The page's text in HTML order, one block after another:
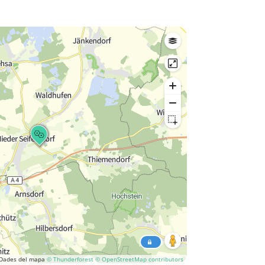
del mapa © Thunderforest © OpenStreetMap contributors